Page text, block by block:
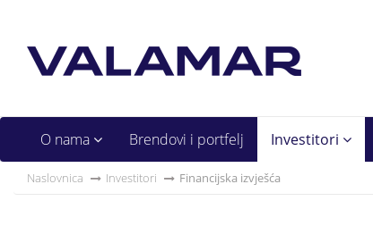
O nama Brendovi i portfelj Investitori
Naslovnica Investitori Financijska izvješća